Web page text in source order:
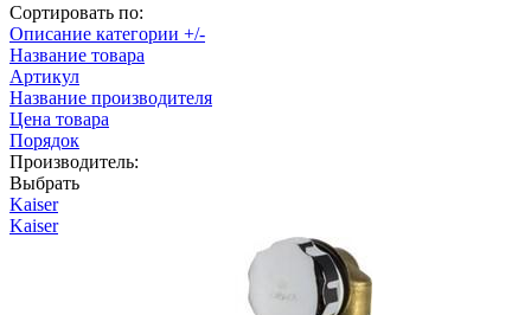
Сортировать по:
Описание категории +/-
Название товара
Артикул
Название производителя
Цена товара
Порядок
Производитель:
Выбрать
Kaiser
Kaiser